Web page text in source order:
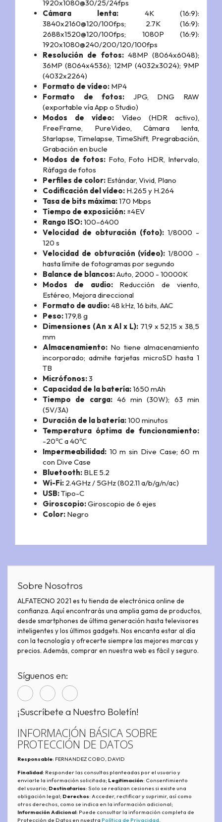
1920x1080@30/25/24fps
Cámara lenta: 4K (16:9):
3840x2160@120/100fps; 2.7K (16:9):
2688x1520@120/100fps; 1080P (16:9):
1920x1080@240/200/120/100fps
Resolución de fotos:48MP (8064x6048);
36MP (8064x4536); 12MP (4032x3024); 9MP
(4032x2264)
Formato de vídeo: MP4
Formato de fotos: JPG, DNG RAW
(exportable vía App o Studio)
Modos de vídeo: Vídeo (HDR activo),
FreeFrame, PureVideo, Cámara lenta,
Starlapse, Timelapse, TimeShift, Pregrabación,
Grabación en bucle
Modos de fotos:Foto, Foto HDR, Intervalo,
Ráfaga de fotos
Perfiles de color: Estándar, Vivid, Plano
Codificación del vídeo: H.265 y H.264
Tasa de bits máxima:170 Mbps
Tiempo de exposición: ±4EV
Rango ISO:100–6400
Velocidad de obturación (foto): 1/8000 -
120 s
Velocidad de obturación (vídeo): 1/8000 -
hasta límite de fotogramas por segundo
Balance de blancos:Auto, 2000 - 10000K
Modos de audio:Reducción de viento,
Estéreo, Mejora direccional
Formato de audio:48 kHz, 16 bits, AAC
Peso:179,8 g
Dimensiones (An x Al x L): 71,9 x 52,15 x 38,5
mm
Almacenamiento: No tiene almacenamiento
incorporado; admite tarjetas microSD hasta 1
TB
Micrófonos:3
Capacidad de la batería:1650 mAh
Tiempo de carga:46 min (30W); 63 min
(5V/3A)
Duración de la batería:100 minutos
Temperatura óptima de funcionamiento:
-20℃ a 40℃
Impermeabilidad: 10 m sin Dive Case; 60 m
con Dive Case
Bluetooth: BLE 5.2
Wi-Fi: 2.4GHz / 5GHz (802.11 a/b/g/n/ac)
USB:Tipo-C
Giroscopio:Giroscopio de 6 ejes
Color: Negro
Sobre Nosotros
ALFATECNO 2021 es tu tienda de electrónica online de
confianza. Aquí encontrarás una amplia gama de productos,
desde smartphones de última generación hasta televisores
inteligentes y los últimos gadgets. Nos encanta estar al día
con la tecnología y ofrecerte siempre las mejores marcas y
precios. Además, comprar en nuestra web es fácil y seguro.
Síguenos en:
¡Suscríbete a Nuestro Boletín!
INFORMACIÓN BÁSICA SOBRE
PROTECCIÓN DE DATOS
Responsable: FERNANDEZ COBO, DAVID
Finalidad: Responder las consultas planteadas por el usuario y
enviarle la información solicitada; Legitimación: Consentimiento
del usuario; Destinatarios: Solo se realizan cesiones si existe una
obligación legal; Derechos: Acceder, rectificar y suprimir, así como
otros derechos, como se indica en la información adicional;
Información Adicional: Puede consultar la información completa de
Protección de Datos en nuestra Política de Privacidad